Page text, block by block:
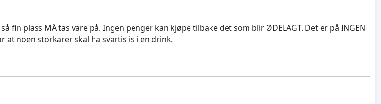
fin plass MÅ tas vare på. Ingen penger kan kjøpe tilbake det som blir ØDELAGT. Det er på INGEN
at noen storkarer skal ha svartis is i en drink.